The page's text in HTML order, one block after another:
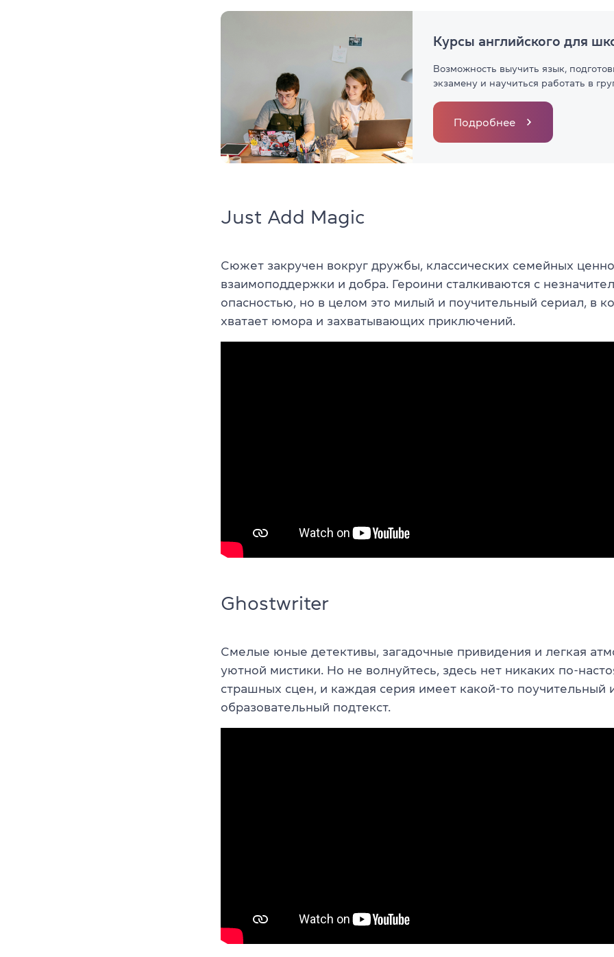
Курсы английского для
Возможность выучить язык,
экзамену и научиться работать в
Подробнее
Just Add Magic
Сюжет закручен вокруг дружбы, классических семейных
взаимоподдержки и добра. Героини сталкиваются с
опасностью, но в целом это милый и поучительный сериал, в
хватает юмора и захватывающих приключений.
Ghostwriter
Смелые юные детективы, загадочные привидения и легкая
уютной мистики. Но не волнуйтесь, здесь нет никаких по-
страшных сцен, и каждая серия имеет какой-то поучительный
образовательный подтекст.